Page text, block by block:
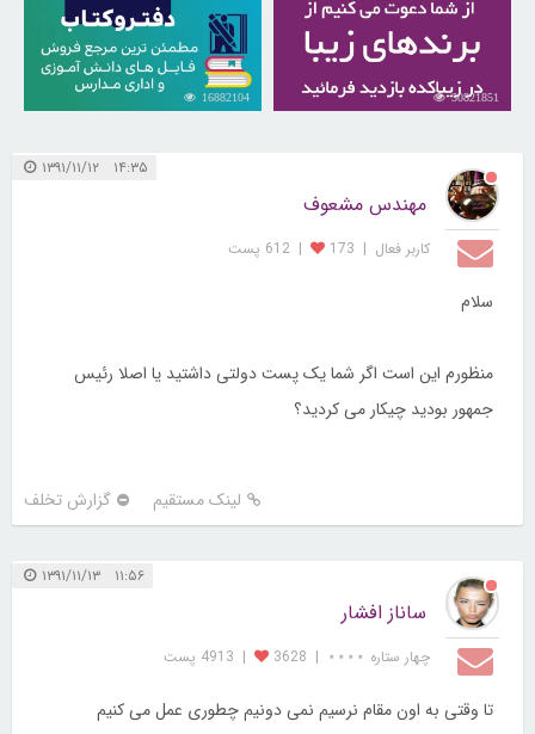
30821851
16882104
۱۴:۳۵ ۱۳۹۱/۱۱/۱۲
مهندس مشعوف
کاربر فعال |
173
| 612 پست
سلام
منظورم این است اگر شما یک پست دولتی داشتید یا اصلا رئیس
جمهور بودید چیکار می کردید؟
لینک مستقیم گزارش تخلف
۱۱:۵۶ ۱۳۹۱/۱۱/۱۳
ساناز افشار
چهار ستاره ⋆⋆⋆⋆ |
3628
| 4913 پست
تا وقتی به اون مقام نرسیم نمی دونیم چطوری عمل می کنیم